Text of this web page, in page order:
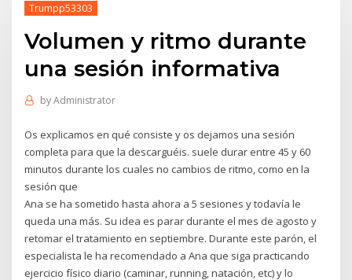
Trumpp53303
Volumen y ritmo durante
una sesión informativa
byAdministrator
Os explicamos en qué consiste y os dejamos una sesión
completa para que la descarguéis. suele durar entre 45 y 60
minutos durante los cuales no cambios de ritmo, como en la
sesión que
Ana se ha sometido hasta ahora a 5 sesiones y todavía le
queda una más. Su idea es parar durante el mes de agosto y
retomar el tratamiento en septiembre. Durante este parón, el
especialista le ha recomendado a Ana que siga practicando
ejercicio físico diario (caminar, running, natación, etc) y lo